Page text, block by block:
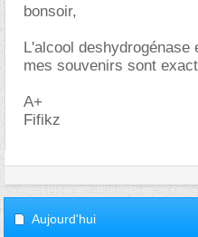
bonsoir,
L'alcool
mes souvenirs sont
A+
Fifikz
Aujourd'hui